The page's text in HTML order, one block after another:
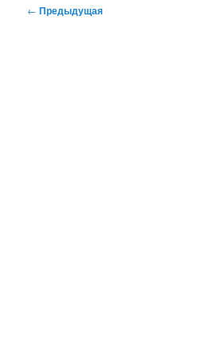
Навигация
← Предыдущая